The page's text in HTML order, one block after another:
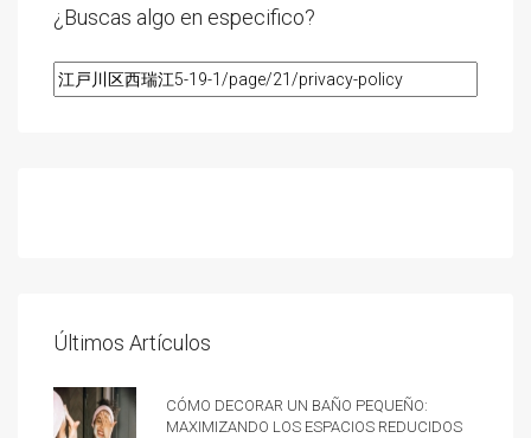
¿Buscas algo en especifico?
Últimos Artículos
Cómo decorar un baño pequeño:
Maximizando los espacios reducidos